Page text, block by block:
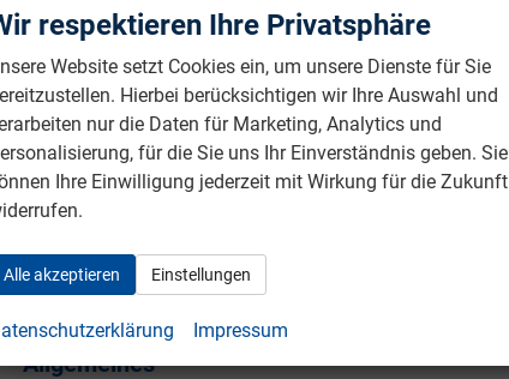
Mondsteingrau / Dach in Schwarz
Anemonenblau Metallic / Dach in Schwarz
Delfingrau Metallic / Dach in Schwarz
Crystal Ice Blue Metallic / Dach in Schwarz
Oryxweiß Perlmutteffekt / Dach in Schwarz
Kings Red Metallic / Dach in Schwarz
Allgemeines
respektieren Ihre Privatsphäre
Website setzt Cookies ein, um unsere Dienste für Sie
Hierbei berücksichtigen wir Ihre Auswahl und
nur die Daten für Marketing, Analytics und
für die Sie uns Ihr Einverständnis geben. Sie
Ihre Einwilligung jederzeit mit Wirkung für die Zukunft
Alle akzeptieren Einstellungen
Impressum